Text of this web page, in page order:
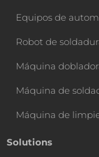
Equipos de
Robot de
Máquina
Máquina de
Máquina de
Solutions